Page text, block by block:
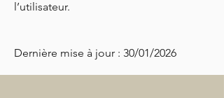
l’utilisateur.
Dernière mise à jour : 30/01/2026